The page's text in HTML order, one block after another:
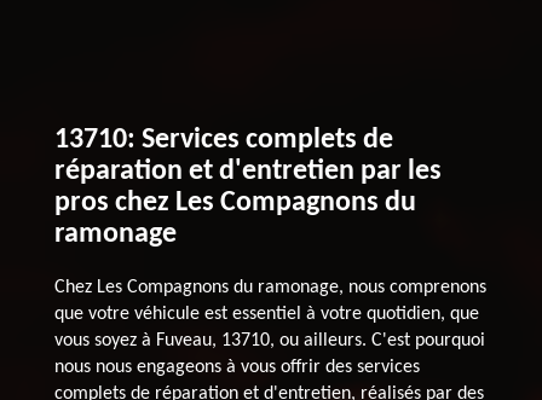
13710: Services complets de
réparation et d'entretien par les
pros chez Les Compagnons du
ramonage
Chez Les Compagnons du ramonage, nous comprenons
que votre véhicule est essentiel à votre quotidien, que
vous soyez à Fuveau, 13710, ou ailleurs. C'est pourquoi
nous nous engageons à vous offrir des services
complets de réparation et d'entretien, réalisés par des